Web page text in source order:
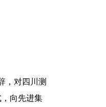
，对四川测
向先进集